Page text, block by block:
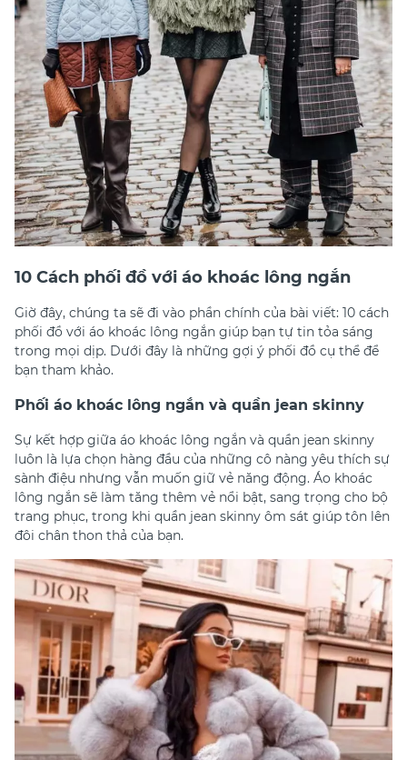
10 Cách phối đồ với áo khoác lông ngắn
Giờ đây, chúng ta sẽ đi vào phần chính của bài viết: 10 cách
phối đồ với áo khoác lông ngắn giúp bạn tự tin tỏa sáng
trong mọi dịp. Dưới đây là những gợi ý phối đồ cụ thể để
bạn tham khảo.
Phối áo khoác lông ngắn và quần jean skinny
Sự kết hợp giữa áo khoác lông ngắn và quần jean skinny
luôn là lựa chọn hàng đầu của những cô nàng yêu thích sự
sành điệu nhưng vẫn muốn giữ vẻ năng động. Áo khoác
lông ngắn sẽ làm tăng thêm vẻ nổi bật, sang trọng cho bộ
trang phục, trong khi quần jean skinny ôm sát giúp tôn lên
đôi chân thon thả của bạn.